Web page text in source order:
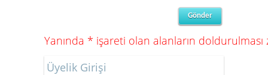
Yanında * işareti olan alanların
Üyelik Girişi